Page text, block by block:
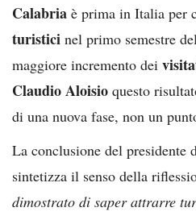
Calabria è prima in Italia per
turistici nel primo semestre
maggiore incremento dei
Claudio Aloisio questo
di una nuova fase, non un
La conclusione del presidente
sintetizza il senso della
dimostrato di saper attrarre